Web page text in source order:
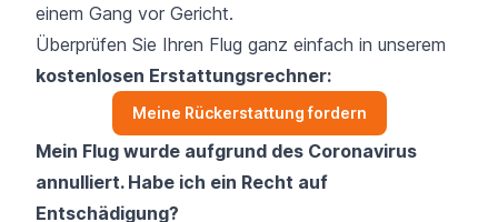
einem Gang vor Gericht.
Überprüfen Sie Ihren Flug ganz einfach in unserem
kostenlosen Erstattungsrechner:
Meine Rückerstattung fordern
Mein Flug wurde aufgrund des Coronavirus
annulliert. Habe ich ein Recht auf
Entschädigung?